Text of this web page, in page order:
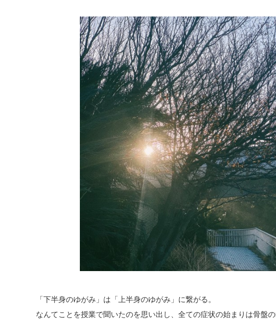
「下半身のゆがみ」は「上半身のゆがみ」に繋がる。
なんてことを授業で聞いたのを思い出し、全ての症状の始まりは骨盤